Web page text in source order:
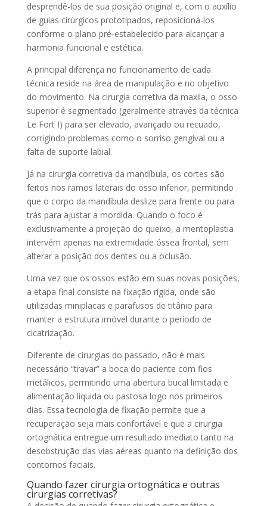
desprendê-los de sua posição original e, com o auxílio
de guias cirúrgicos prototipados, reposicioná-los
conforme o plano pré-estabelecido para alcançar a
harmonia funcional e estética.
A principal diferença no funcionamento de cada
técnica reside na área de manipulação e no objetivo
do movimento. Na cirurgia corretiva da maxila, o osso
superior é segmentado (geralmente através da técnica
Le Fort I) para ser elevado, avançado ou recuado,
corrigindo problemas como o sorriso gengival ou a
falta de suporte labial.
Já na cirurgia corretiva da mandíbula, os cortes são
feitos nos ramos laterais do osso inferior, permitindo
que o corpo da mandíbula deslize para frente ou para
trás para ajustar a mordida. Quando o foco é
exclusivamente a projeção do queixo, a mentoplastia
intervém apenas na extremidade óssea frontal, sem
alterar a posição dos dentes ou a oclusão.
Uma vez que os ossos estão em suas novas posições,
a etapa final consiste na fixação rígida, onde são
utilizadas miniplacas e parafusos de titânio para
manter a estrutura imóvel durante o período de
cicatrização.
Diferente de cirurgias do passado, não é mais
necessário “travar” a boca do paciente com fios
metálicos, permitindo uma abertura bucal limitada e
alimentação líquida ou pastosa logo nos primeiros
dias. Essa tecnologia de fixação permite que a
recuperação seja mais confortável e que a cirurgia
ortognática entregue um resultado imediato tanto na
desobstrução das vias aéreas quanto na definição dos
contornos faciais.
Quando fazer cirurgia ortognática e outras
cirurgias corretivas?